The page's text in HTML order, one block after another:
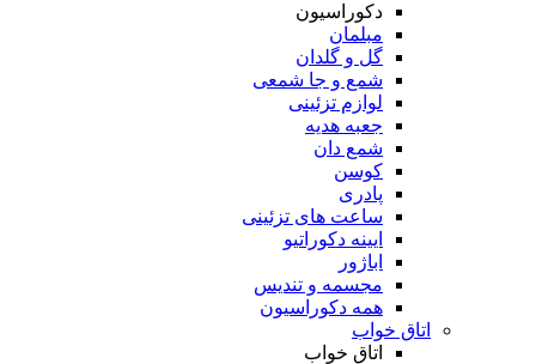
دکوراسیون
مبلمان
گل و گلدان
شمع و جا شمعی
لوازم تزئینی
جعبه هدیه
شمع دان
کوسن
پادری
ساعت های تزئینی
ایینه دکوراتیو
اباژور
مجسمه و تندیس
همه دکوراسیون
اتاق خواب
اتاق خواب